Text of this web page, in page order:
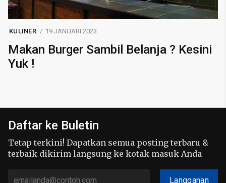
KULINER 19 JANUARI 2023
Makan Burger Sambil Belanja ? Kesini
Yuk !
Daftar ke Buletin
Tetap terkini! Dapatkan semua posting terbaru &
terbaik dikirim langsung ke kotak masuk Anda
Langganan